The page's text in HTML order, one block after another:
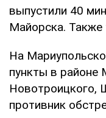
выпустили 40
Майорска. Также
На
пункты в районе
Новотроицкого,
противник